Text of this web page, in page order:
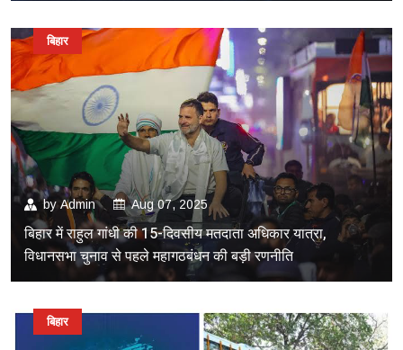
byAdmin Aug 07, 2025
बिहार में राहुल गांधी की 15-दिवसीय मतदाता अधिकार यात्रा,
विधानसभा चुनाव से पहले महागठबंधन की बड़ी रणनीति
बिहार
बिहार